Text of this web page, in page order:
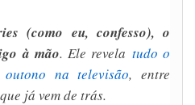
(como eu, confesso), o
à mão. Ele revela tudo o
na televisão, entre
já vem de trás.